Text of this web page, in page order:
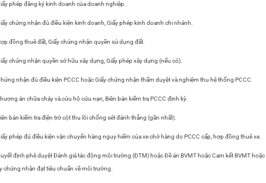
phép đăng ký kinh doanh của doanh nghiệp.
chứng nhận đủ điều kiện kinh doanh, Giấy phép kinh doanh chi nhánh.
đồng thuê đất, Giấy chứng nhận quyền sử dụng đất.
chứng nhận quyền sở hữu xây dựng, Giấy phép xây dựng (nếu có).
nhận đủ điều kiện PCCC hoặc Giấy chứng nhận thẩm duyệt và nghiệm thu hệ thống PCCC
án chữa cháy và cứu hộ cứu nạn, Biên bản kiểm tra PCCC định kỳ.
bản kiểm tra điện trở cột thu lôi chống sét đánh thẳng (gần nhất).
phép đủ điều kiện vận chuyển hàng nguy hiểm của xe chở hàng do PCCC cấp, hợp đồng thuê xe.
định phê duyệt Đánh giá tác động môi trường (ĐTM) hoặc Đề án BVMT hoặc Cam kết BVMT hoặc
chứng nhận đạt tiêu chuẩn về môi trường.